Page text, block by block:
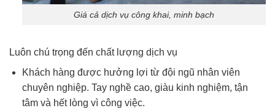
Giá cả dịch vụ công khai, minh bạch
Luôn chú trọng đến chất lượng dịch vụ
Khách hàng được hưởng lợi từ đội ngũ nhân viên
chuyên nghiệp. Tay nghề cao, giàu kinh nghiệm, tận
tâm và hết lòng vì công việc.